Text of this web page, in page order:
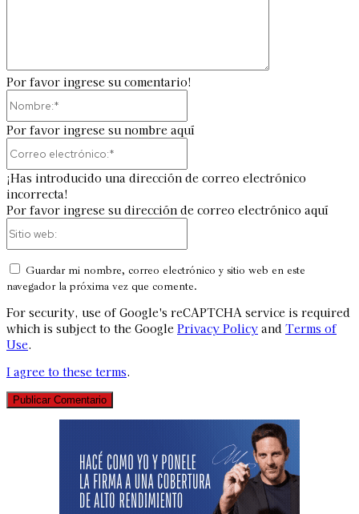
Por favor ingrese su comentario!
Por favor ingrese su nombre aquí
¡Has introducido una dirección de correo electrónico
incorrecta!
Por favor ingrese su dirección de correo electrónico aquí
Guardar mi nombre, correo electrónico y sitio web en este
navegador la próxima vez que comente.
For security, use of Google's reCAPTCHA service is required
which is subject to the Google Privacy Policy and Terms of
Use.
I agree to these terms.